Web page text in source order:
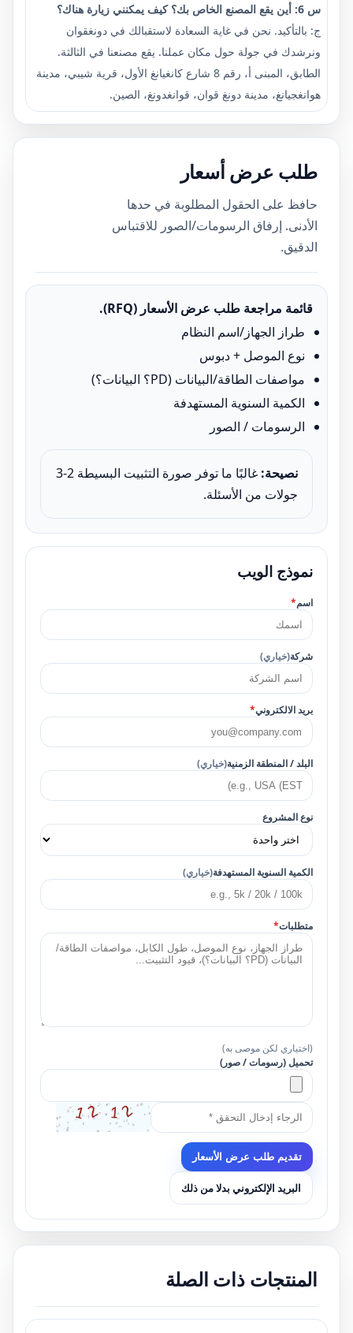
س 6: أين يقع المصنع الخاص بك؟ كيف يمكنني زيارة هناك؟
ج: بالتأكيد. نحن في غاية السعادة لاستقبالك في دونغقوان
ونرشدك في جولة حول مكان عملنا. يقع مصنعنا في الثالثة.
الطابق، المبنى أ، رقم 8 شارع كانغيانغ الأول، قرية شيبي، مدينة
هوانغجيانغ، مدينة دونغ قوان، قوانغدونغ، الصين.
طلب عرض أسعار
حافظ على الحقول المطلوبة في حدها
الأدنى. إرفاق الرسومات/الصور للاقتباس
الدقيق.
قائمة مراجعة طلب عرض الأسعار (RFQ).
طراز الجهاز/اسم النظام
نوع الموصل + دبوس
مواصفات الطاقة/البيانات (PD؟ البيانات؟)
الكمية السنوية المستهدفة
الرسومات / الصور
نصيحة:
غالبًا ما توفر صورة التثبيت البسيطة 2-3
جولات من الأسئلة.
نموذج الويب
اسم*
شركة(خياري)
بريد الالكتروني*
البلد / المنطقة الزمنية(خياري)
نوع المشروع
الكمية السنوية المستهدفة(خياري)
متطلبات*
(اختياري لكن موصى به)
تحميل (رسومات / صور)
تقديم طلب عرض الأسعار
البريد الإلكتروني بدلا من ذلك
المنتجات ذات الصلة